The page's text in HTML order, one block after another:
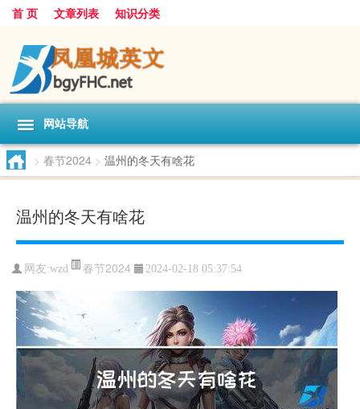
首 页 文章列表 知识分类
网站导航
> 春节2024 > 温州的冬天有啥花
温州的冬天有啥花
网友:wzd 春节2024 2024-02-18 05:37:54